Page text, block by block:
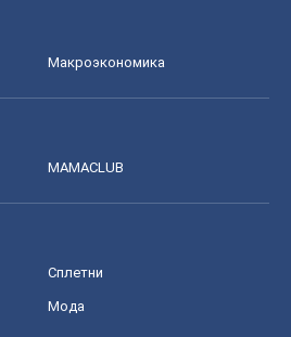
Mакроэкономика
MAMACLUB
Сплетни
Мода